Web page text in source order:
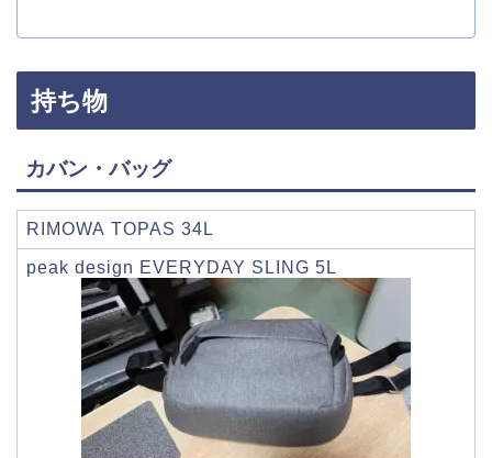
持ち物
カバン・バッグ
RIMOWA TOPAS 34L
peak design EVERYDAY SLING 5L